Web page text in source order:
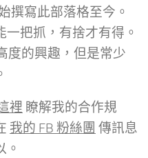
撰寫此部落格至今。
把抓，有捨才有得。
度的興趣，但是常少
裡 瞭解我的合作規
我的 FB 粉絲團 傳訊息
。